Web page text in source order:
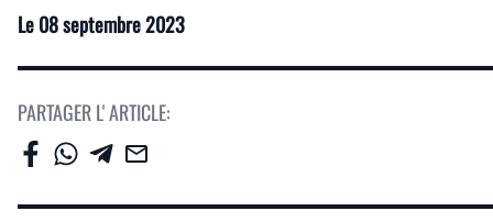
Le08 septembre 2023
PARTAGER L' ARTICLE: